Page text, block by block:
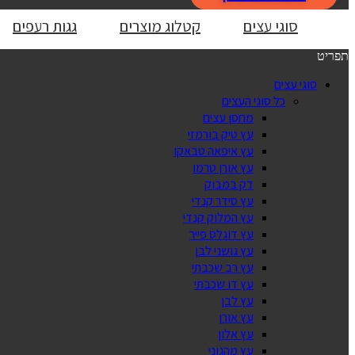
סוגי עצים קטלוג מוצרים גגות רעפים
תפריט
סוגי עצים
כל סוגי העצים
מחסן עצים
עץ טיק בורמזי
עץ איפאה טבאקו
עץ אורן טרמו
דק במבוק
עץ סידר קנדי
עץ המלוק קנדי
עץ דוגלס פייר
עץ גושני לבן
עץ רב שכבתי
עץ דו שכבתי
עץ לבן
עץ אורן
עץ אלון
עץ מהגוני